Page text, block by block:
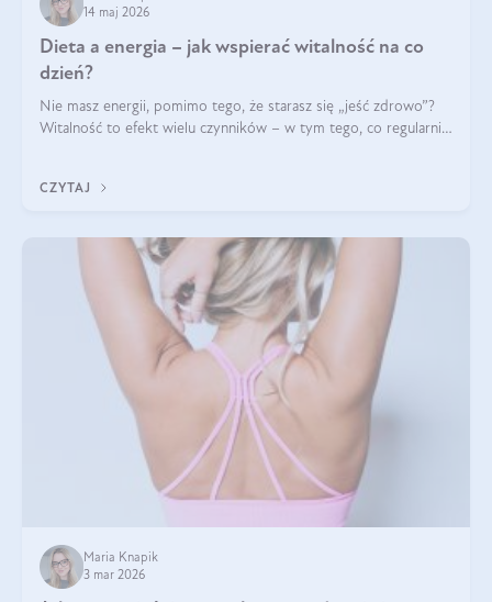
14 maj 2026
Dieta a energia – jak wspierać witalność na co
dzień?
Nie masz energii, pomimo tego, że starasz się „jeść zdrowo”?
Witalność to efekt wielu czynników – w tym tego, co regularnie
CZYTAJ
Maria Knapik
3 mar 2026